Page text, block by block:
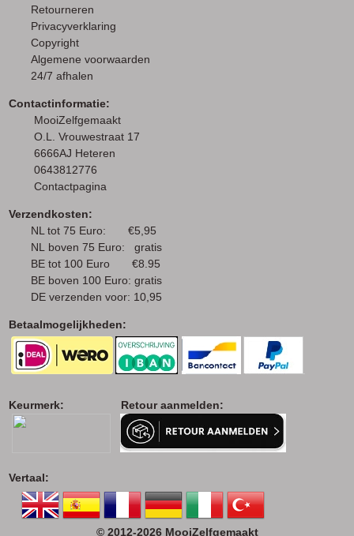
Retourneren
Privacyverklaring
Copyright
Algemene voorwaarden
24/7 afhalen
Contactinformatie:
MooiZelfgemaakt
O.L. Vrouwestraat 17
6666AJ Heteren
0643812776
Contactpagina
Verzendkosten:
NL tot 75 Euro: €5,95
NL boven 75 Euro: gratis
BE tot 100 Euro €8.95
BE boven 100 Euro: gratis
DE verzenden voor: 10,95
Betaalmogelijkheden:
Keurmerk: Retour aanmelden:
Vertaal:
© 2012-2026 MooiZelfgemaakt